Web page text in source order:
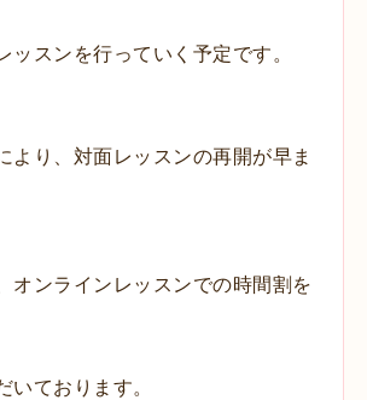
ッスンを行っていく予定です。
より、対面レッスンの再開が早ま
オンラインレッスンでの時間割を
いております。